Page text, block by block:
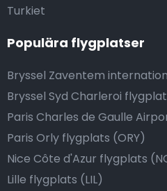
Turkiet
Populära flygplatser
Bryssel Zaventem
Bryssel Syd Charleroi
Paris Charles de Gaulle
Paris Orly flygplats (ORY)
Nice Côte d'Azur flygplats
Lille flygplats (LIL)